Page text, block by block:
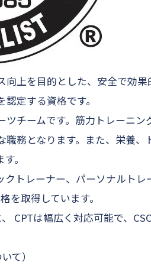
上を目的とした、安全で効果
定する資格です。
チームです。筋力トレーニン
務となります。また、栄養
。
クトレーナー、パーソナルト
を取得しています。
CPTは幅広く対応可能で、
て）